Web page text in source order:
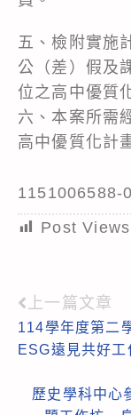
五、檢附實施
公（差）假及
位之高中優質
六、本案所需
高中優質化計
1151006588-
Post
Read
more
上一篇文章
114學年度第二
ESG遠見共好工
歷史學科中心